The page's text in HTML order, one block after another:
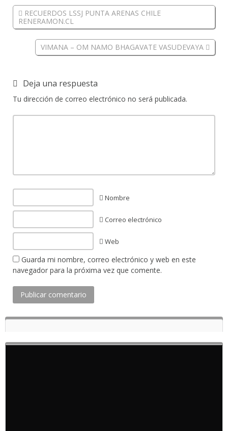
RECUERDOS LSSJ PUNTA ARENAS CHILE
RENERAMON.CL
VIMANA – OM NAMO BHAGAVATE VASUDEVAYA
Deja una respuesta
Tu dirección de correo electrónico no será publicada.
Nombre
Correo electrónico
Web
Guarda mi nombre, correo electrónico y web en este
navegador para la próxima vez que comente.